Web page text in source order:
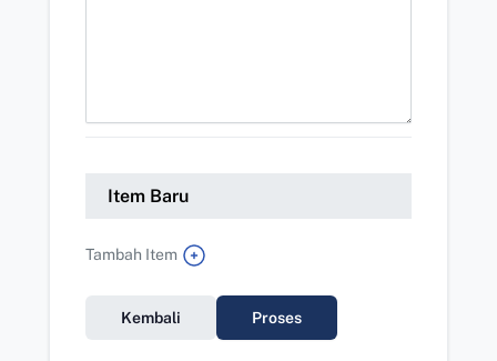
Item Baru
Tambah Item
Kembali Proses